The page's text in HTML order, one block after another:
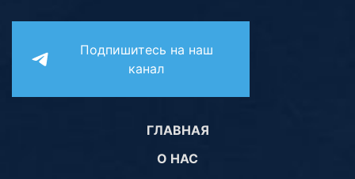
Подпишитесь на наш
канал
ГЛАВНАЯ
О НАС